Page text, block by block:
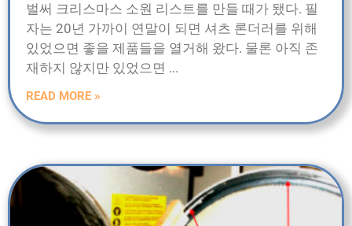
벌써 크리스마스 소원 리스트를 만들 때가 됐다. 필
자는 20년 가까이 연말이 되면 셔츠 론더러를 위해
있었으면 좋을 제품들을 열거해 왔다. 물론 아직 존
재하지 않지만 있었으면
READ MORE »